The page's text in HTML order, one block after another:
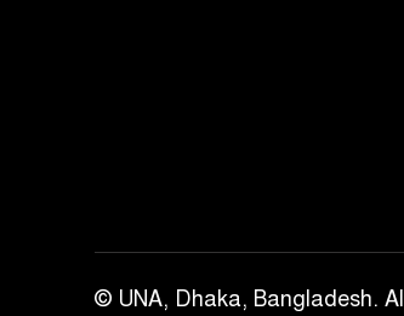
© UNA, Dhaka, Bangladesh.